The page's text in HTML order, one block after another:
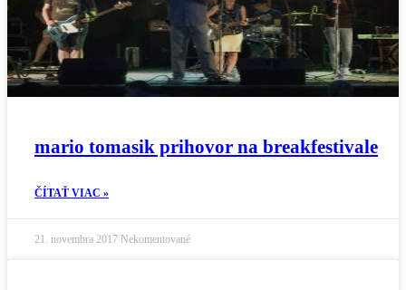
mario tomasik prihovor na breakfestivale
ČÍTAŤ VIAC »
21. novembra 2017 Nekomentované